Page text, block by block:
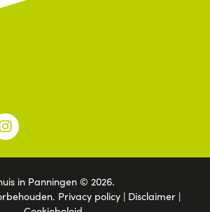
in Panningen © 2026.
Privacy policy| Disclaimer|